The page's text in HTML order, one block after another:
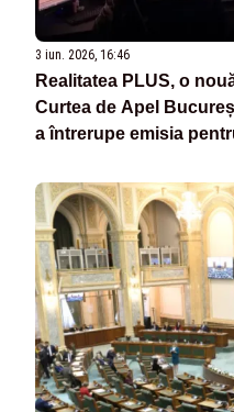
3 iun. 2026, 16:46
Realitatea PLUS, o
Curtea de Apel
a întrerupe emisia